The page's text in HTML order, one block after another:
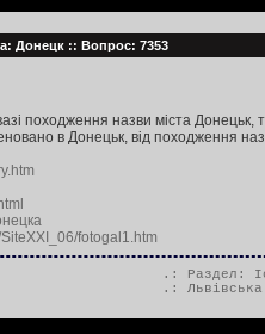
Донецк :: Вопрос: 7353
походження назви міста Донецьк,
в Донецьк, від походження
fotogal1.htm
.: Раздел:
.: